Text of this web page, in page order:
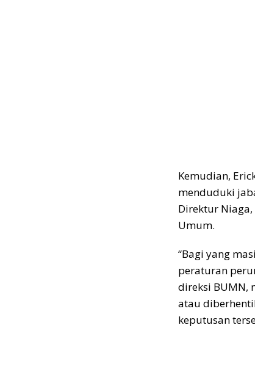
Kemudian,
menduduki
Direktur
Umum.
“Bagi yang
peraturan
direksi BUMN,
atau
keputusan